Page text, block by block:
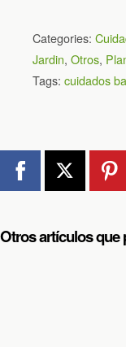
Categories:
Jardin, Otros,
Tags: cuidados
Otros artículos que